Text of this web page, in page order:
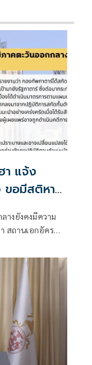
า แจ้ง
ขอมีสติหาที่
างยังคงมีความ
สถานเอกอัคร